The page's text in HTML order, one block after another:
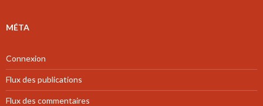
MÉTA
Connexion
Flux des publications
Flux des commentaires